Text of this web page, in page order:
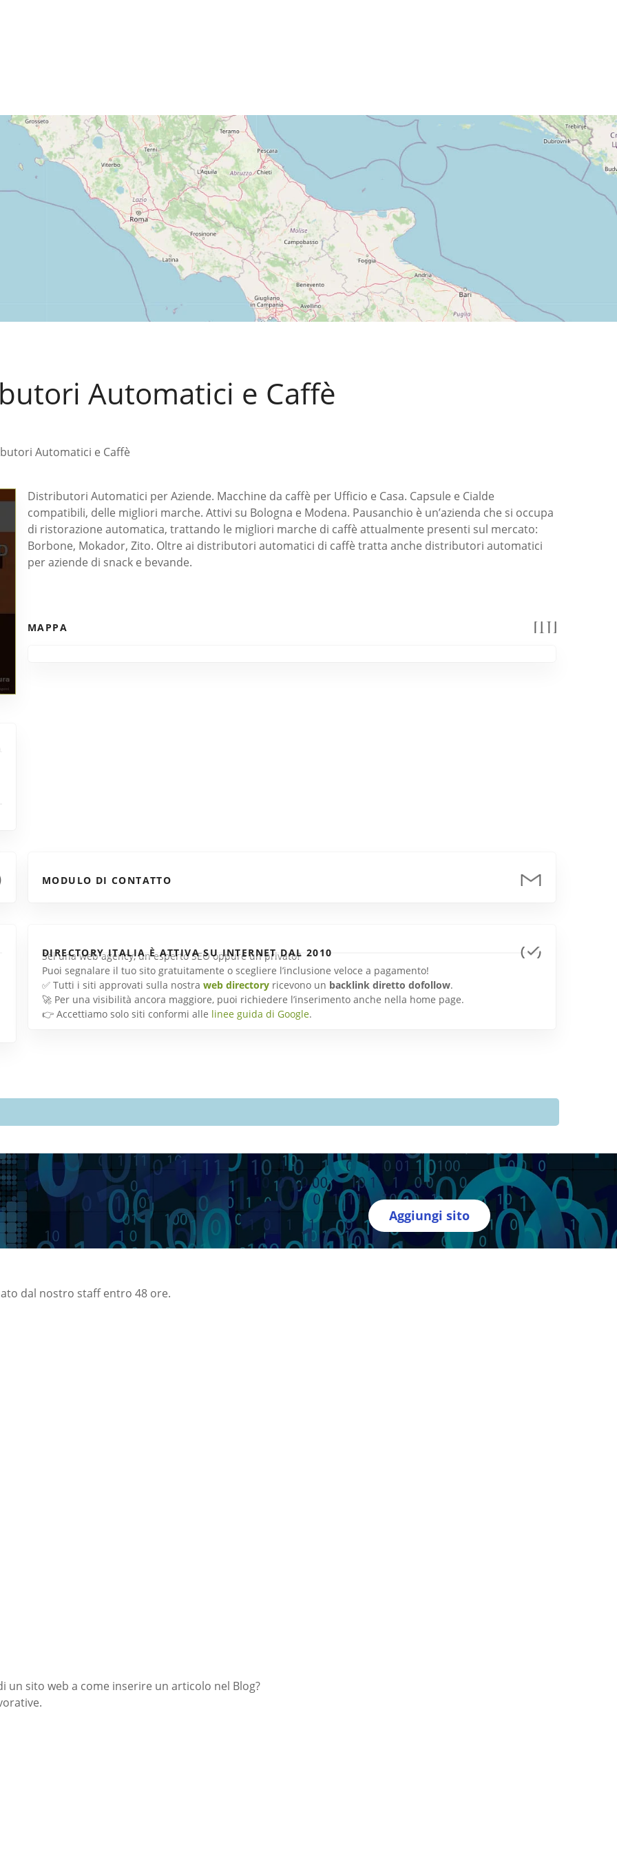
Automatici e Caffè
Automatici e Caffè
Distributori Automatici per Aziende. Macchine da caffè per Ufficio e Casa. Capsule e Cialde
compatibili, delle migliori marche. Attivi su Bologna e Modena. Pausanchio è un’azienda che si occupa
di ristorazione automatica, trattando le migliori marche di caffè attualmente presenti sul mercato:
Borbone, Mokador, Zito. Oltre ai distributori automatici di caffè tratta anche distributori automatici
per aziende di snack e bevande.
MAPPA
MODULO DI CONTATTO
DIRECTORY ITALIA È ATTIVA SU INTERNET DAL 2010
Sei una web agency, un esperto SEO oppure un privato?
Puoi segnalare il tuo sito gratuitamente o scegliere l’inclusione veloce a pagamento!
✅ Tutti i siti approvati sulla nostra web directoryricevono un backlink diretto dofollow.
🚀 Per una visibilità ancora maggiore, puoi richiedere l’inserimento anche nella home page.
👉 Accettiamo solo siti conformi alle linee guida di Google.
Aggiungi sito
dal nostro staff entro 48 ore.
un sito web a come inserire un articolo nel Blog?